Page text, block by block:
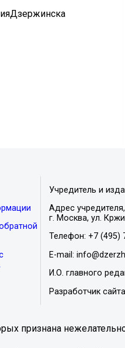
Учредитель и
Адрес
г. Москва, ул.
Телефон: +7 (495)
E-mail:
И.О. главного
Разработчик
признана